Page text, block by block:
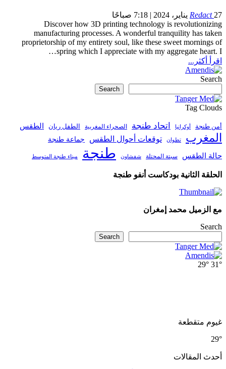
Redact 27 يناير، 2024 | 7:18 صباحًا
Discover how 3D printing technology is revolutionizing
manufacturing processes. A wonderful tranquility has taken
proprietorship of my entirety soul, like these sweet mornings of
spring which I appreciate with my aggregate heart. I
…
اقرأ أكثر...
Search
Search
Tag Clouds
أمن طنجة أوكرانيا اتحاد طنجة الصحراء المغربية الطفل ريان الطقس
المغرب تطوان توقعات أحوال الطقس جماعة طنجة
حالة الطقس سبتة المحتلة شفشاون طنجة ميناء طنجة المتوسط
الحلقة الثانية بودكاست أنفو طنجة
مع الزميل محمد إمغران
Search
Search
31°
29°
غيوم متقطعة
29°
أحدث المقالات